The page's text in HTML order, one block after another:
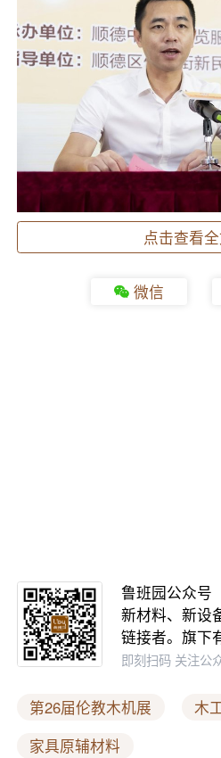
伦教街道党工委副
套企业，产业体系完备、
辅材料三大核心板块。同
对接会、技术研讨会，邀
绕“智能制造与绿色转型”
推动产学研深度融合，引
智能方向稳健迈进。
点击查看
微信
鲁班园公众号
新材料、新设
链接者。旗下
即刻扫码 关注公
第26届伦教木机展
木
家具原辅材料